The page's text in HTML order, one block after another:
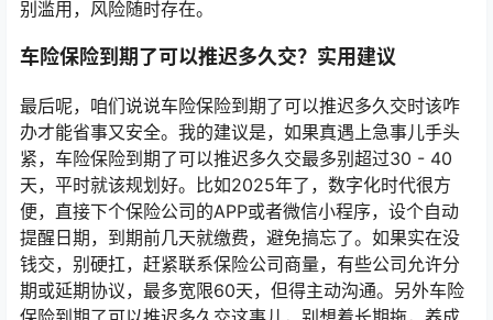
别滥用，风险随时存在。
车险保险到期了可以推迟多久交？实用建议
最后呢，咱们说说车险保险到期了可以推迟多久交时该咋
办才能省事又安全。我的建议是，如果真遇上急事儿手头
紧，车险保险到期了可以推迟多久交最多别超过30 - 40
天，平时就该规划好。比如2025年了，数字化时代很方
便，直接下个保险公司的APP或者微信小程序，设个自动
提醒日期，到期前几天就缴费，避免搞忘了。如果实在没
钱交，别硬扛，赶紧联系保险公司商量，有些公司允许分
期或延期协议，最多宽限60天，但得主动沟通。另外车险